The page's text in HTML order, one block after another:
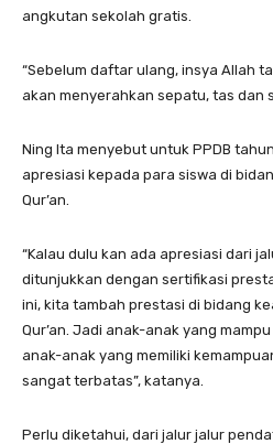
angkutan sekolah gratis.
“Sebelum daftar ulang, insya Allah
akan menyerahkan sepatu, tas dan
Ning Ita menyebut untuk PPDB
apresiasi kepada para siswa di
Qur’an.
“Kalau dulu kan ada apresiasi dari
ditunjukkan dengan sertifikasi
ini, kita tambah prestasi di bidang
Qur’an. Jadi anak-anak yang
anak-anak yang memiliki
sangat terbatas”, katanya.
Perlu diketahui, dari jalur jalur